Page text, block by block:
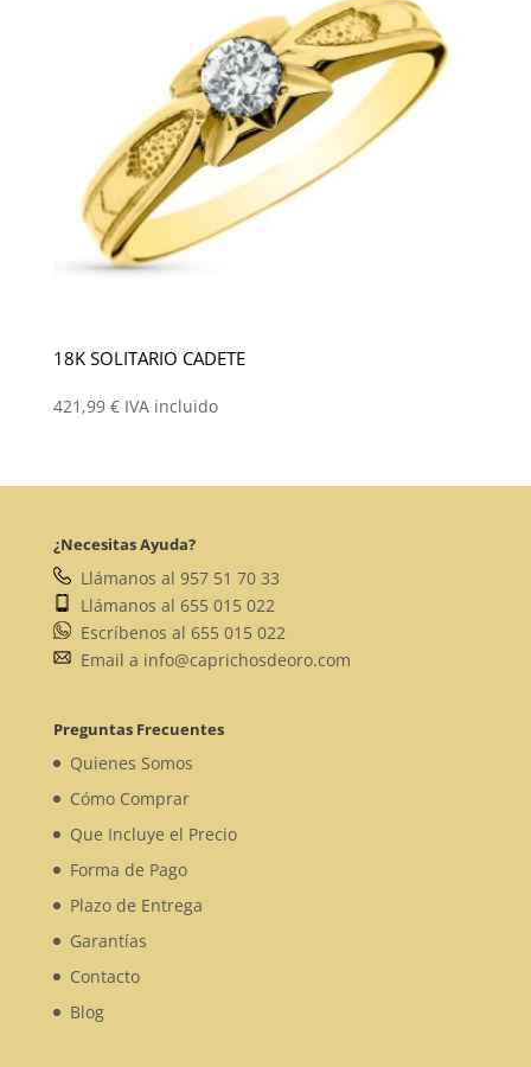
18K SOLITARIO CADETE
421,99 € IVA incluido
¿Necesitas Ayuda?
Llámanos al 957 51 70 33
Llámanos al 655 015 022
Escríbenos al 655 015 022
Email a info@caprichosdeoro.com
Preguntas Frecuentes
Quienes Somos
Cómo Comprar
Que Incluye el Precio
Forma de Pago
Plazo de Entrega
Garantías
Contacto
Blog